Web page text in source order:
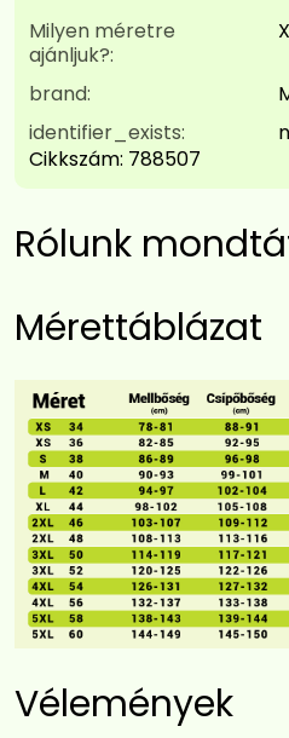
Milyen méretre
ajánljuk?:
brand:
identifier_exists:
Cikkszám: 788507
Rólunk
Mérettáblázat
Vélemények